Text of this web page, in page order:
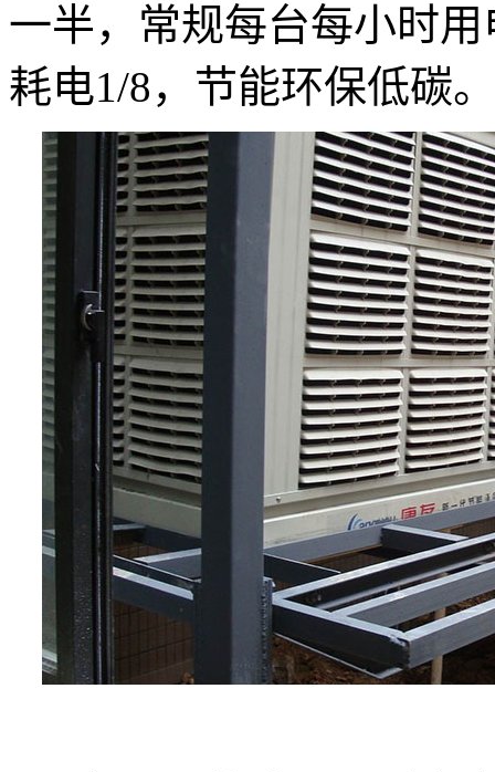
一半，常规每台每小时
耗电1/8，节能环保低碳。